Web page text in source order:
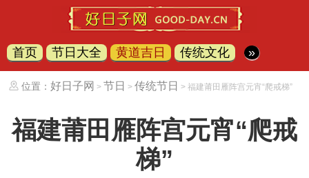
首页 节日大全 黄道吉日 传统文化 »
位置： 好日子网 > 节日 > 传统节日 > 福建莆田雁阵宫元宵“爬戒梯”
福建莆田雁阵宫元宵“爬戒
梯”